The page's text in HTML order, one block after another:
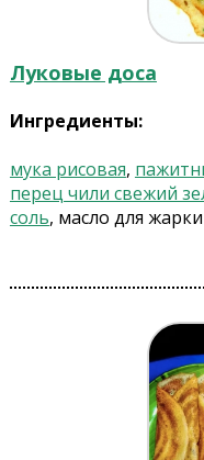
Луковые доса
Ингредиенты:
мука рисовая,
перец чили свежий
соль, масло для